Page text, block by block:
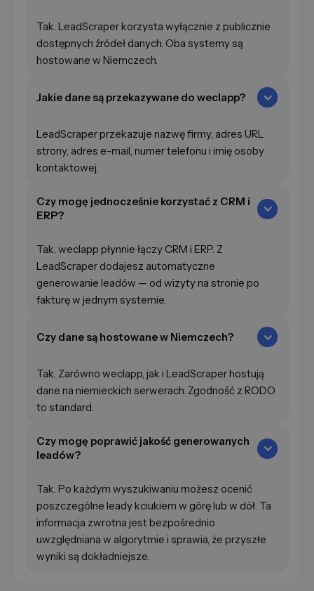
Tak. LeadScraper korzysta wyłącznie z publicznie
dostępnych źródeł danych. Oba systemy są
hostowane w Niemczech.
Jakie dane są przekazywane do weclapp?
LeadScraper przekazuje nazwę firmy, adres URL
strony, adres e-mail, numer telefonu i imię osoby
kontaktowej.
Czy mogę jednocześnie korzystać z CRM i
ERP?
Tak. weclapp płynnie łączy CRM i ERP. Z
LeadScraper dodajesz automatyczne
generowanie leadów — od wizyty na stronie po
fakturę w jednym systemie.
Czy dane są hostowane w Niemczech?
Tak. Zarówno weclapp, jak i LeadScraper hostują
dane na niemieckich serwerach. Zgodność z RODO
to standard.
Czy mogę poprawić jakość generowanych
leadów?
Tak. Po każdym wyszukiwaniu możesz ocenić
poszczególne leady kciukiem w górę lub w dół. Ta
informacja zwrotna jest bezpośrednio
uwzględniana w algorytmie i sprawia, że przyszłe
wyniki są dokładniejsze.